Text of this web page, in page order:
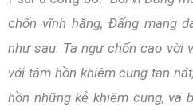
chốn vĩnh hằng, Đấng mang
như sau: Ta ngự chốn cao vời
với tâm hồn khiêm cung tan
hồn những kẻ khiêm cung, và